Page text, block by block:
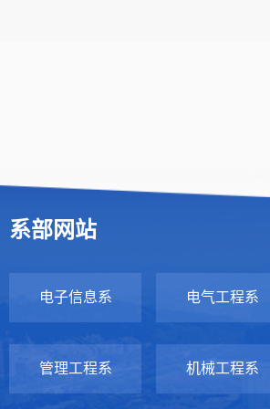
系部网站
电子信息系 电气工程系
管理工程系 机械工程系